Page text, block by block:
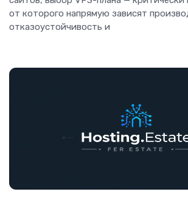
от которого напрямую зависят
отказоустойчивость и